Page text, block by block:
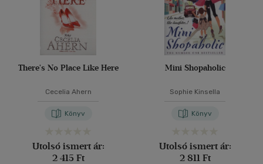
There's No Place Like Here
Cecelia Ahern
Könyv
Utolsó ismert ár:
2 415 Ft
Mini Shopaholic
Sophie Kinsella
Könyv
Utolsó ismert ár:
2 811 Ft